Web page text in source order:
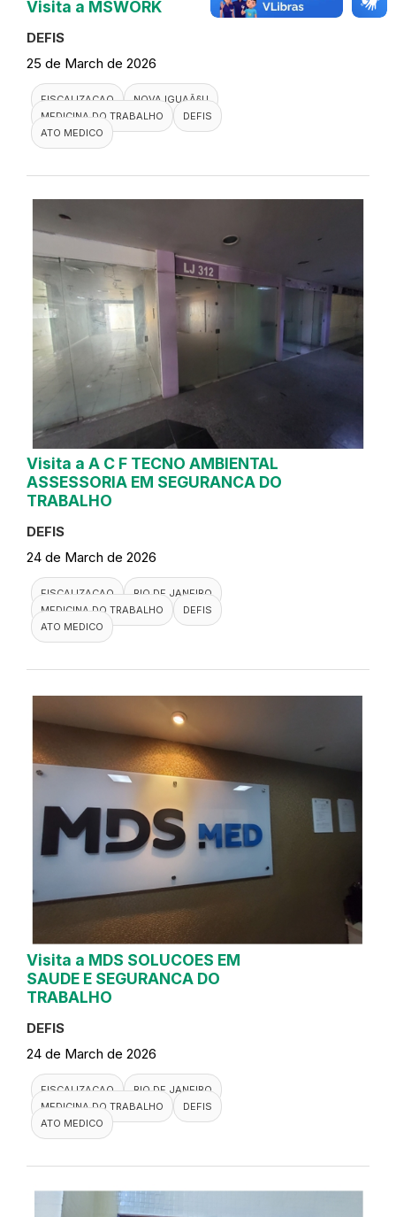
Visita a MSWORK
DEFIS
25 de March de 2026
FISCALIZACAO
NOVA IGUAÃ§U
MEDICINA DO TRABALHO
DEFIS
ATO MEDICO
Visita a A C F TECNO AMBIENTAL
ASSESSORIA EM SEGURANCA DO
TRABALHO
DEFIS
24 de March de 2026
FISCALIZACAO
RIO DE JANEIRO
MEDICINA DO TRABALHO
DEFIS
ATO MEDICO
Visita a MDS SOLUCOES EM
SAUDE E SEGURANCA DO
TRABALHO
DEFIS
24 de March de 2026
FISCALIZACAO
RIO DE JANEIRO
MEDICINA DO TRABALHO
DEFIS
ATO MEDICO